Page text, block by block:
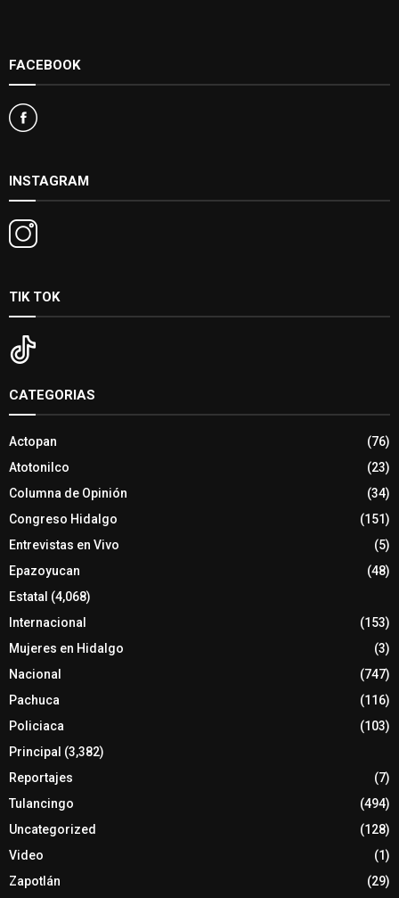
FACEBOOK
INSTAGRAM
TIK TOK
CATEGORIAS
Actopan
(76)
Atotonilco
(23)
Columna de Opinión
(34)
Congreso Hidalgo
(151)
Entrevistas en Vivo
(5)
Epazoyucan
(48)
Estatal (4,068)
Internacional
(153)
Mujeres en Hidalgo
(3)
Nacional
(747)
Pachuca
(116)
Policiaca
(103)
Principal (3,382)
Reportajes
(7)
Tulancingo
(494)
Uncategorized
(128)
Video
(1)
Zapotlán
(29)